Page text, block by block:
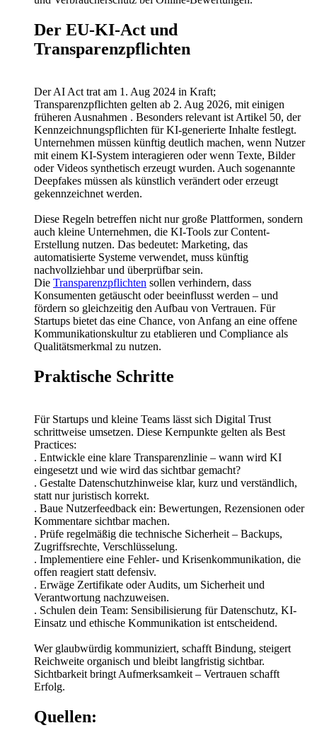
Der EU-KI-Act und
Transparenzpflichten
Der AI Act trat am 1. Aug 2024 in Kraft;
Transparenzpflichten gelten ab 2. Aug 2026, mit einigen
früheren Ausnahmen . Besonders relevant ist Artikel 50, der
Kennzeichnungspflichten für KI-generierte Inhalte festlegt.
Unternehmen müssen künftig deutlich machen, wenn Nutzer
mit einem KI-System interagieren oder wenn Texte, Bilder
oder Videos synthetisch erzeugt wurden. Auch sogenannte
Deepfakes müssen als künstlich verändert oder erzeugt
gekennzeichnet werden.
Diese Regeln betreffen nicht nur große Plattformen, sondern
auch kleine Unternehmen, die KI-Tools zur Content-
Erstellung nutzen. Das bedeutet: Marketing, das
automatisierte Systeme verwendet, muss künftig
nachvollziehbar und überprüfbar sein.
Die Transparenzpflichten sollen verhindern, dass
Konsumenten getäuscht oder beeinflusst werden – und
fördern so gleichzeitig den Aufbau von Vertrauen. Für
Startups bietet das eine Chance, von Anfang an eine offene
Kommunikationskultur zu etablieren und Compliance als
Qualitätsmerkmal zu nutzen.
Praktische Schritte
Für Startups und kleine Teams lässt sich Digital Trust
schrittweise umsetzen. Diese Kernpunkte gelten als Best
Practices:
. Entwickle eine klare Transparenzlinie – wann wird KI
eingesetzt und wie wird das sichtbar gemacht?
. Gestalte Datenschutzhinweise klar, kurz und verständlich,
statt nur juristisch korrekt.
. Baue Nutzerfeedback ein: Bewertungen, Rezensionen oder
Kommentare sichtbar machen.
. Prüfe regelmäßig die technische Sicherheit – Backups,
Zugriffsrechte, Verschlüsselung.
. Implementiere eine Fehler- und Krisenkommunikation, die
offen reagiert statt defensiv.
. Erwäge Zertifikate oder Audits, um Sicherheit und
Verantwortung nachzuweisen.
. Schulen dein Team: Sensibilisierung für Datenschutz, KI-
Einsatz und ethische Kommunikation ist entscheidend.
Wer glaubwürdig kommuniziert, schafft Bindung, steigert
Reichweite organisch und bleibt langfristig sichtbar.
Sichtbarkeit bringt Aufmerksamkeit – Vertrauen schafft
Erfolg.
Quellen: